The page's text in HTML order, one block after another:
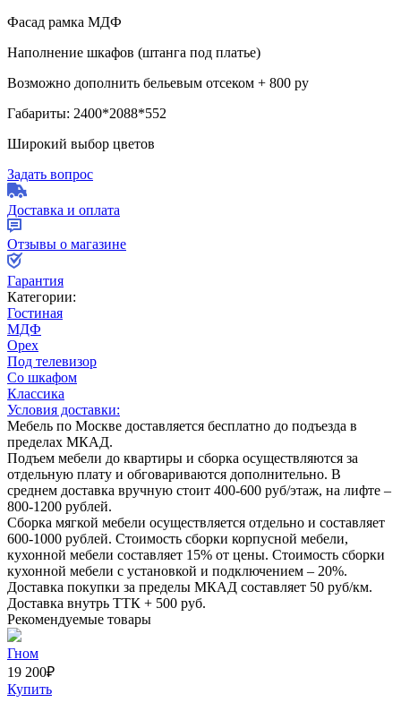
Фасад рамка МДФ
Наполнение шкафов (штанга под платье)
Возможно дополнить бельевым отсеком + 800 ру
Габариты: 2400*2088*552
Широкий выбор цветов
Задать вопрос
Доставка и оплата
Отзывы о магазине
Гарантия
Категории:
Гостиная
МДФ
Орех
Под телевизор
Со шкафом
Классика
Условия доставки:
Мебель по Москве доставляется бесплатно до подъезда в
пределах МКАД.
Подъем мебели до квартиры и сборка осуществляются за
отдельную плату и обговариваются дополнительно. В
среднем доставка вручную стоит 400-600 руб/этаж, на лифте –
800-1200 рублей.
Сборка мягкой мебели осуществляется отдельно и составляет
600-1000 рублей. Стоимость сборки корпусной мебели,
кухонной мебели составляет 15% от цены. Стоимость сборки
кухонной мебели с установкой и подключением – 20%.
Доставка покупки за пределы МКАД составляет 50 руб/км.
Доставка внутрь ТТК + 500 руб.
Рекомендуемые товары
Гном
19 200₽
Купить